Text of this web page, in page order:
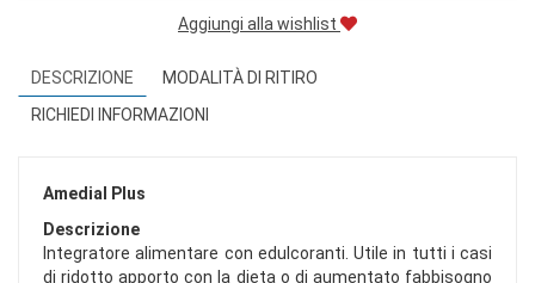
Aggiungi alla wishlist
DESCRIZIONE
MODALITÀ DI RITIRO
RICHIEDI INFORMAZIONI
Amedial Plus
Descrizione
Integratore alimentare con edulcoranti. Utile in tutti i casi
di ridotto apporto con la dieta o di aumentato fabbisogno